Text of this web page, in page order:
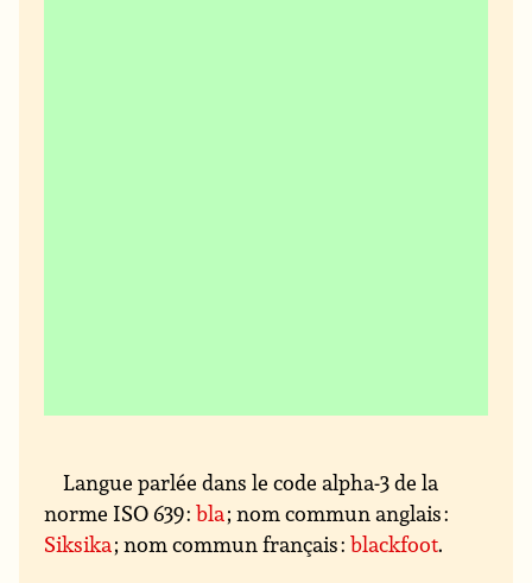
Langue parlée dans le code alpha-3 de la
norme ISO 639 :bla; nom commun anglais :
Siksika; nom commun français :blackfoot.